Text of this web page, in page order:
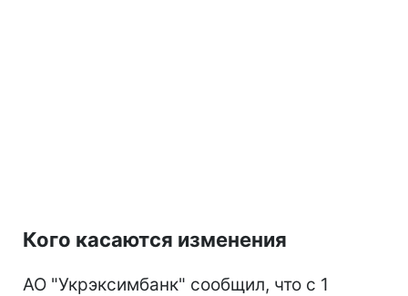
Кого касаются изменения
АО "Укрэксимбанк" сообщил, что с 1